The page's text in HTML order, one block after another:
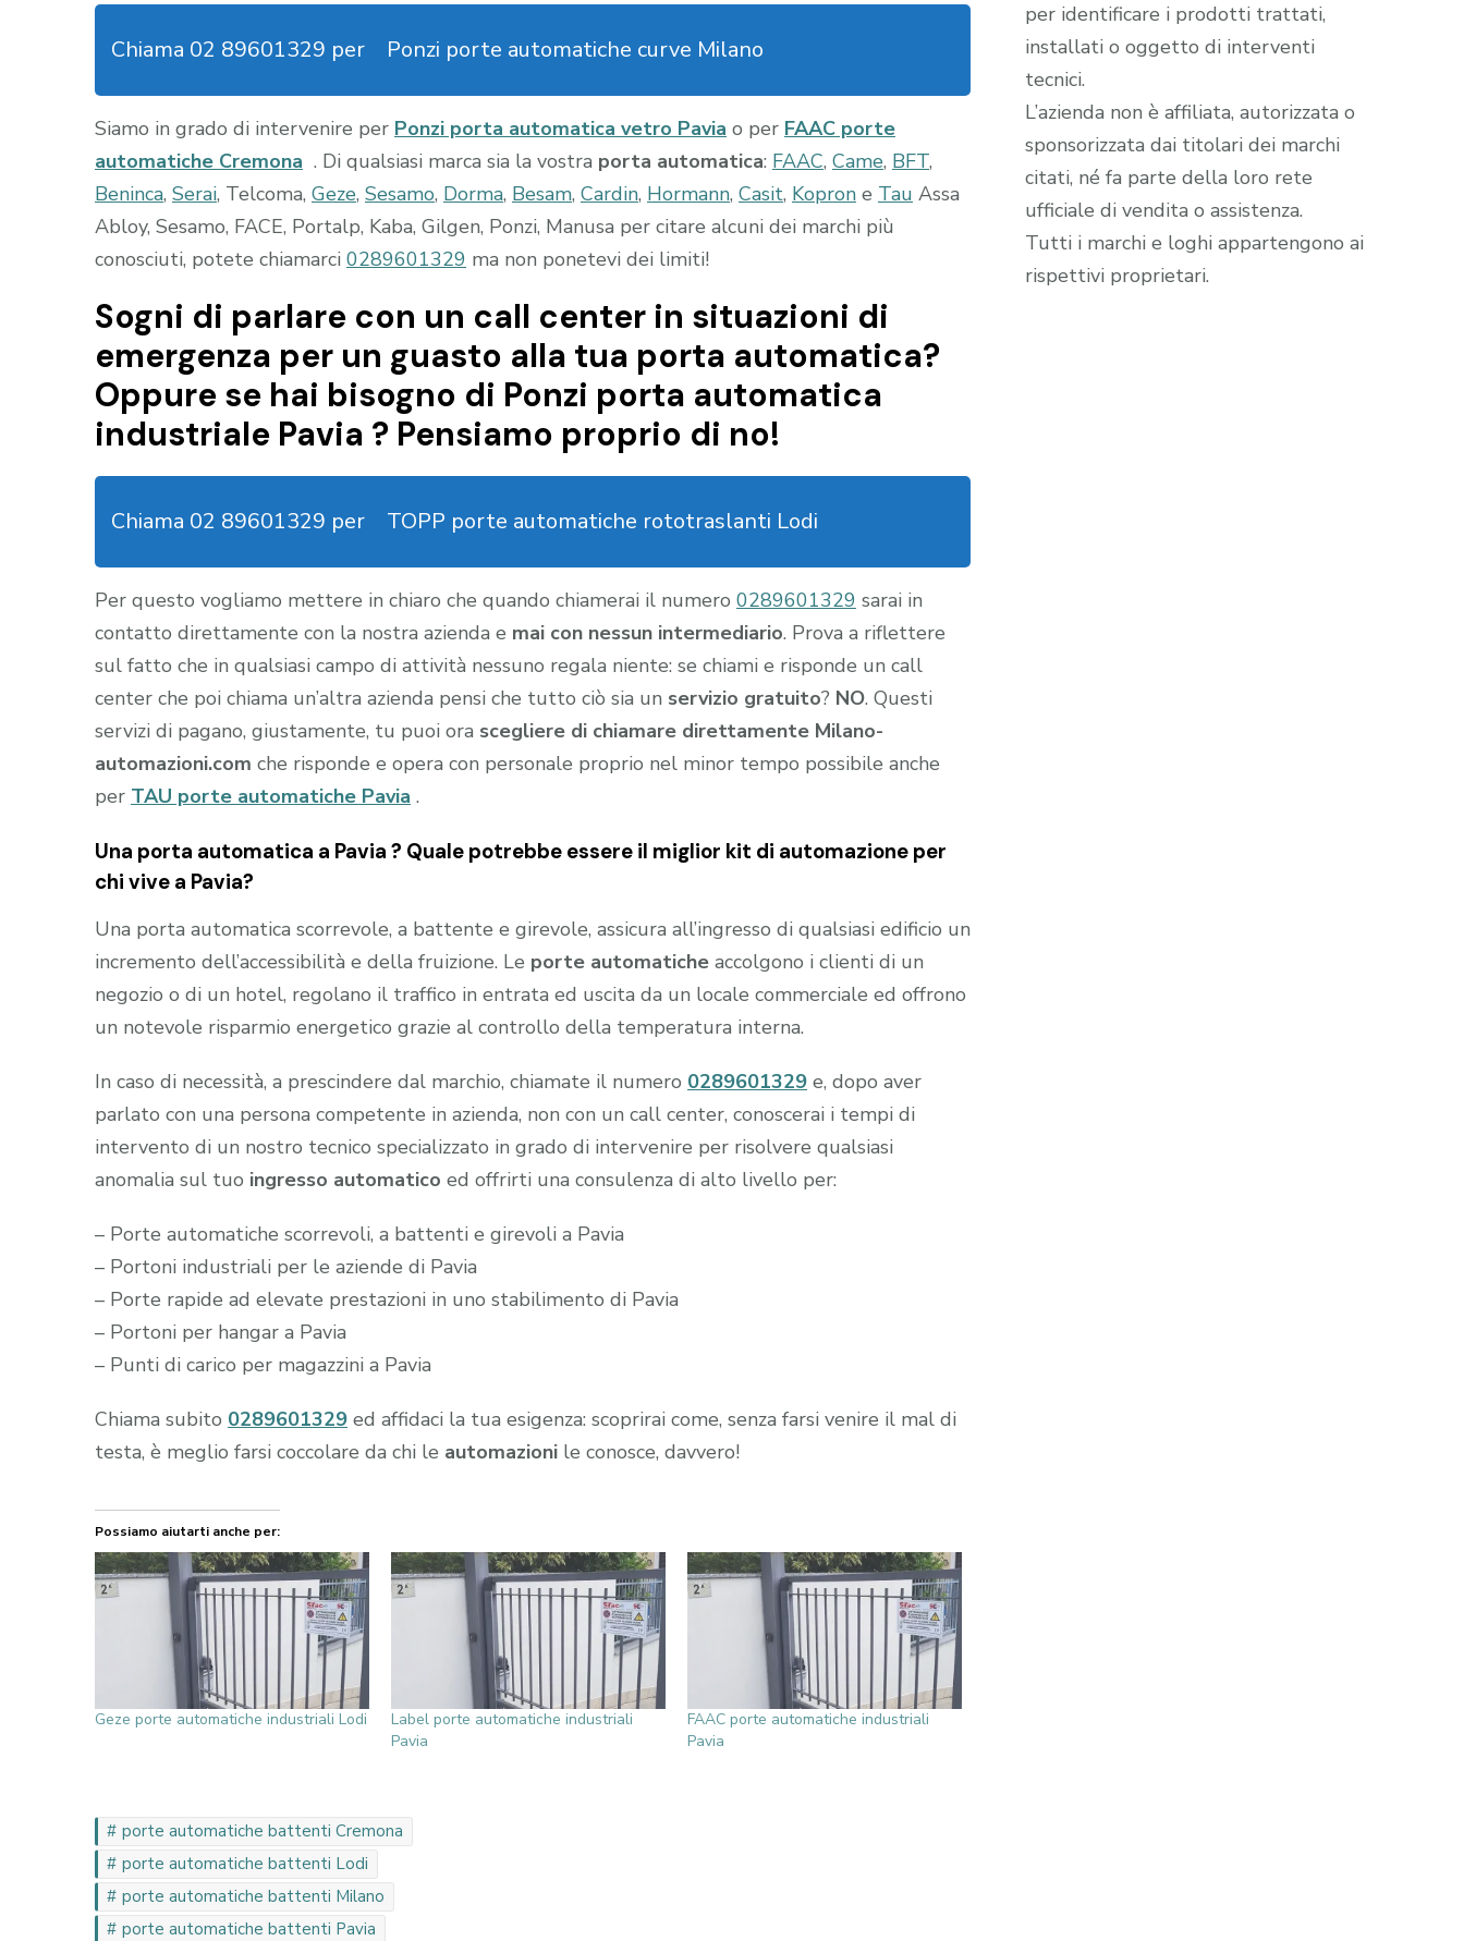
Chiama 02 89601329 per Ponzi porte automatiche curve Milano
Siamo in grado di intervenire per Ponzi porta automatica vetro Pavia o per FAAC porte
automatiche Cremona . Di qualsiasi marca sia la vostra porta automatica: FAAC, Came, BFT,
Beninca, Serai, Telcoma, Geze, Sesamo, Dorma, Besam, Cardin, Hormann, Casit, Kopron e Tau Assa
Abloy, Sesamo, FACE, Portalp, Kaba, Gilgen, Ponzi, Manusa per citare alcuni dei marchi più
conosciuti, potete chiamarci 0289601329 ma non ponetevi dei limiti!
Sogni di parlare con un call center in situazioni di
emergenza per un guasto alla tua porta automatica?
Oppure se hai bisogno di Ponzi porta automatica
industriale Pavia ? Pensiamo proprio di no!
Chiama 02 89601329 per TOPP porte automatiche rototraslanti Lodi
Per questo vogliamo mettere in chiaro che quando chiamerai il numero 0289601329 sarai in
contatto direttamente con la nostra azienda e mai con nessun intermediario. Prova a riflettere
sul fatto che in qualsiasi campo di attività nessuno regala niente: se chiami e risponde un call
center che poi chiama un’altra azienda pensi che tutto ciò sia un servizio gratuito? NO. Questi
servizi di pagano, giustamente, tu puoi ora scegliere di chiamare direttamente Milano-
automazioni.com che risponde e opera con personale proprio nel minor tempo possibile anche
per TAU porte automatiche Pavia .
Una porta automatica a Pavia ? Quale potrebbe essere il miglior kit di automazione per
chi vive a Pavia?
Una porta automatica scorrevole, a battente e girevole, assicura all’ingresso di qualsiasi edificio un
incremento dell’accessibilità e della fruizione. Le porte automatiche accolgono i clienti di un
negozio o di un hotel, regolano il traffico in entrata ed uscita da un locale commerciale ed offrono
un notevole risparmio energetico grazie al controllo della temperatura interna.
In caso di necessità, a prescindere dal marchio, chiamate il numero 0289601329 e, dopo aver
parlato con una persona competente in azienda, non con un call center, conoscerai i tempi di
intervento di un nostro tecnico specializzato in grado di intervenire per risolvere qualsiasi
anomalia sul tuo ingresso automatico ed offrirti una consulenza di alto livello per:
– Porte automatiche scorrevoli, a battenti e girevoli a Pavia
– Portoni industriali per le aziende di Pavia
– Porte rapide ad elevate prestazioni in uno stabilimento di Pavia
– Portoni per hangar a Pavia
– Punti di carico per magazzini a Pavia
Chiama subito 0289601329 ed affidaci la tua esigenza: scoprirai come, senza farsi venire il mal di
testa, è meglio farsi coccolare da chi le automazioni le conosce, davvero!
Possiamo aiutarti anche per:
Geze porte automatiche industriali Lodi
Label porte automatiche industriali
Pavia
FAAC porte automatiche industriali
Pavia
porte automatiche battenti Cremona
porte automatiche battenti Lodi
porte automatiche battenti Milano
porte automatiche battenti Pavia
per identificare i prodotti trattati,
installati o oggetto di interventi
tecnici.
L’azienda non è affiliata, autorizzata o
sponsorizzata dai titolari dei marchi
citati, né fa parte della loro rete
ufficiale di vendita o assistenza.
Tutti i marchi e loghi appartengono ai
rispettivi proprietari.